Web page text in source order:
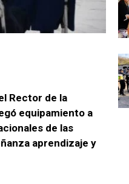
Rector de la
equipamiento a
de las
aprendizaje y